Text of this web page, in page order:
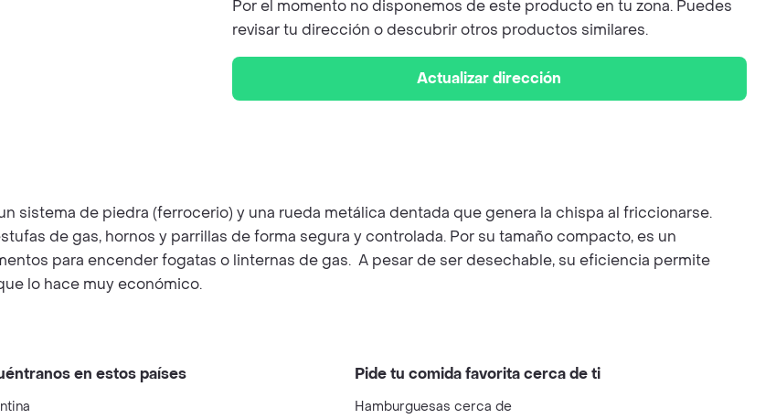
Por el momento no disponemos de este producto en tu zona. Puedes
revisar tu dirección o descubrir otros productos similares.
Actualizar dirección
sistema de piedra (ferrocerio) y una rueda metálica dentada que genera la chispa al friccionarse.
de gas, hornos y parrillas de forma segura y controlada. Por su tamaño compacto, es un
para encender fogatas o linternas de gas. A pesar de ser desechable, su eficiencia permite
lo hace muy económico.
en estos países Pide tu comida favorita cerca de ti
Hamburguesas cerca de